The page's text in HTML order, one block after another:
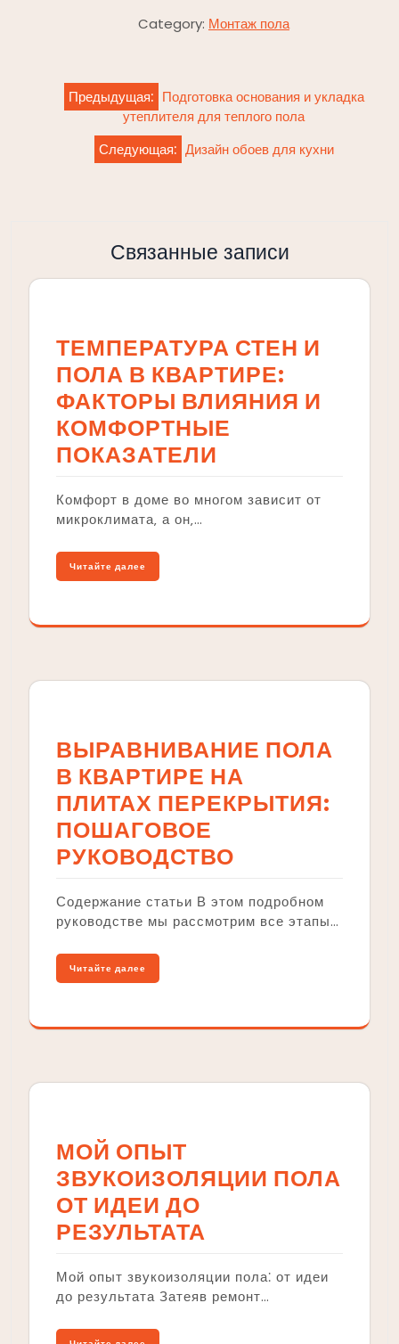
Category: Монтаж пола
Навигация
записям
Предыдущая: Подготовка основания и укладка
утеплителя для теплого пола
Следующая: Дизайн обоев для кухни
Связанные записи
ТЕМПЕРАТУРА СТЕН И
ПОЛА В КВАРТИРЕ:
ФАКТОРЫ ВЛИЯНИЯ И
КОМФОРТНЫЕ
ПОКАЗАТЕЛИ
Комфорт в доме во многом зависит от
микроклимата‚ а он‚…
Читайте далее
ВЫРАВНИВАНИЕ ПОЛА
В КВАРТИРЕ НА
ПЛИТАХ ПЕРЕКРЫТИЯ:
ПОШАГОВОЕ
РУКОВОДСТВО
Содержание статьи В этом подробном
руководстве мы рассмотрим все этапы…
Читайте далее
МОЙ ОПЫТ
ЗВУКОИЗОЛЯЦИИ ПОЛА
ОТ ИДЕИ ДО
РЕЗУЛЬТАТА
Мой опыт звукоизоляции пола⁚ от идеи
до результата Затеяв ремонт…